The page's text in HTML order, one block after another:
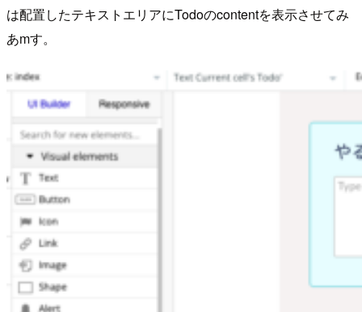
は配置したテキストエリアにTodoのcontentを表示させてみ
あmす。